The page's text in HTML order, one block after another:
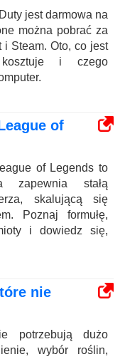
jest darmowa na
można pobrać za
i Steam. Oto, co jest
i czego
of
of Legends to
zapewnia stałą
skalującą się
Poznaj formułę,
i dowiedz się,
nie
potrzebują dużo
wybór roślin,